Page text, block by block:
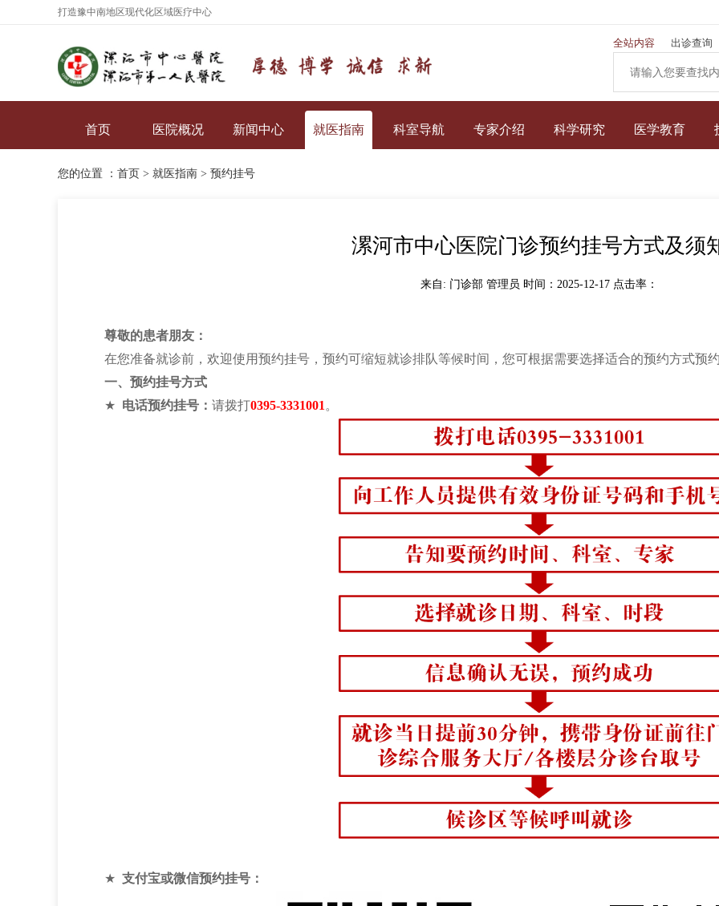
打造豫中南地区现代化区域医疗中心
全站内容 出诊查询
首页 医院概况 新闻中心 就医指南 科室导航 专家介绍 科学研究 医学教育
您的位置 ： 首页 > 就医指南 > 预约挂号
漯河市中心医院门诊预约挂号方式及须
来自: 门诊部 管理员 时间：2025-12-17 点击率：
尊敬的患者朋友：
在您准备就诊前，欢迎使用预约挂号，预约可缩短就诊排队等候时间，您可根据需要选择适合的预约方式预
一、预约挂号方式
★ 电话预约挂号： 请拨打0395-3331001 。
★ 支付宝或微信预约挂号：